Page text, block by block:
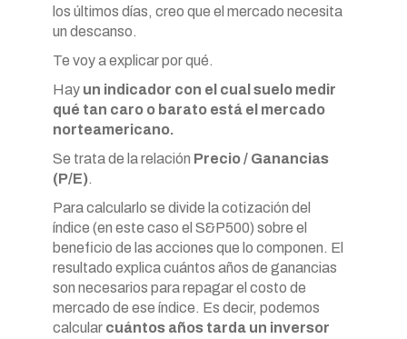
los últimos días, creo que el mercado necesita
un descanso.
Te voy a explicar por qué.
Hay un indicador con el cual suelo medir
qué tan caro o barato está el mercado
norteamericano.
Se trata de la relación Precio / Ganancias
(P/E).
Para calcularlo se divide la cotización del
índice (en este caso el S&P500) sobre el
beneficio de las acciones que lo componen. El
resultado explica cuántos años de ganancias
son necesarios para repagar el costo de
mercado de ese índice. Es decir, podemos
calcular cuántos años tarda un inversor